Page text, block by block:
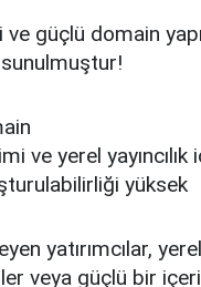
güçlü domain
ve yerel yayıncılık
yüksek
yatırımcılar,
veya güçlü bir